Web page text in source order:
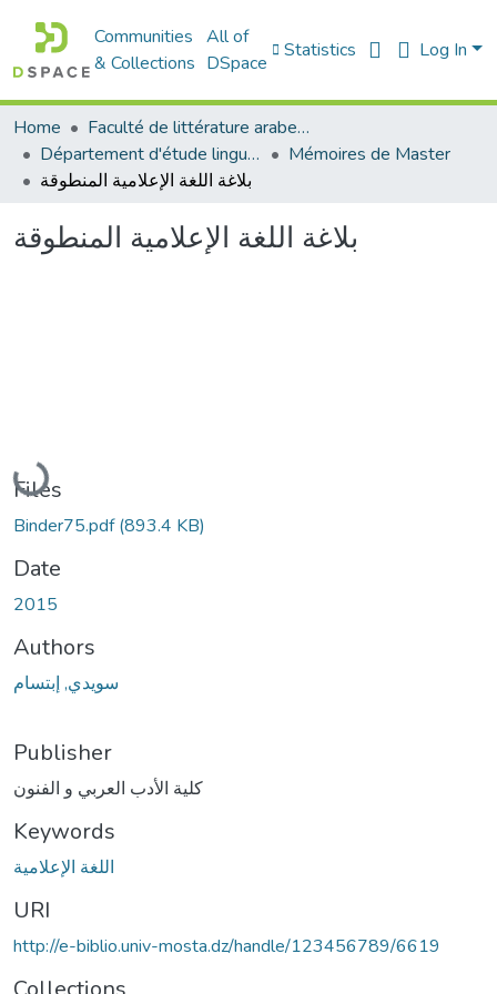
Communities
& Collections
All of
DSpace
Statistics Log In
Home
Faculté de littérature arabe et des arts
Département d'étude linguistique
Mémoires de Master
بلاغة اللغة الإعلامية المنطوقة
بلاغة اللغة الإعلامية المنطوقة
Loading...
Files
Binder75.pdf(893.4 KB)
Date
2015
Authors
سویدي, إبتسام
Publisher
كلية الأدب العربي و الفنون
Keywords
اللغة الإعلامية
URI
http://e-biblio.univ-mosta.dz/handle/123456789/6619